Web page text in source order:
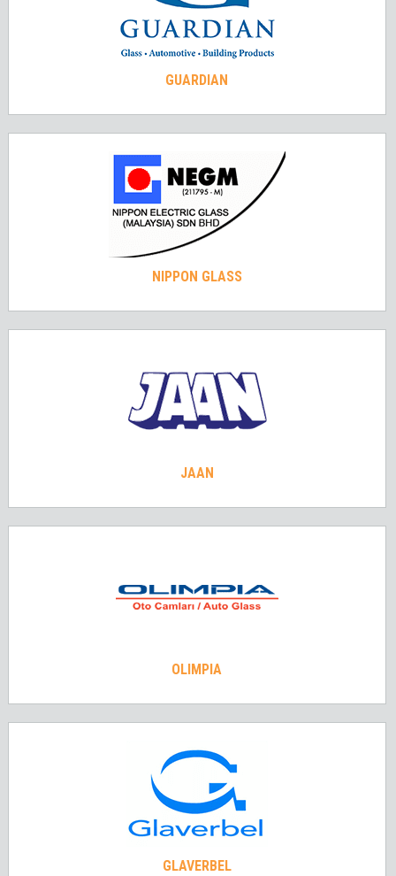
GUARDIAN
NIPPON GLASS
JAAN
OLIMPIA
GLAVERBEL